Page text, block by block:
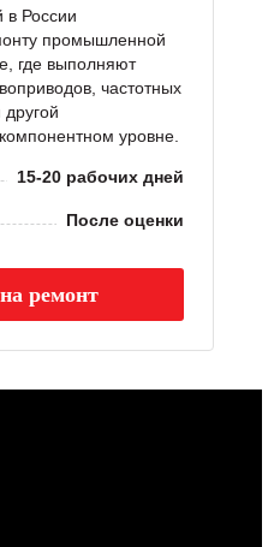
в России
промышленной
где выполняют
частотных
уровне.
15-20 рабочих дней
После оценки
ремонт